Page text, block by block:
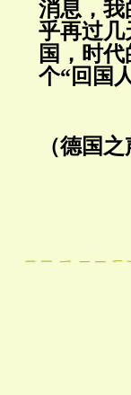
消息，我
乎再过几
国，时
个“回国
（德国